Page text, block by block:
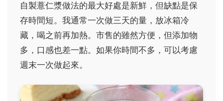
自製薏仁漿做法的最大好處是新鮮，但缺點是保
存時間短。我通常一次做三天的量，放冰箱冷
藏，喝之前再加熱。市售的雖然方便，但添加物
多，口感也差一點。如果你時間不多，可以考慮
週末一次做起來。